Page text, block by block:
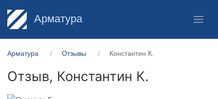
Арматура
Арматура Отзывы Константин К.
Отзыв, Константин К.